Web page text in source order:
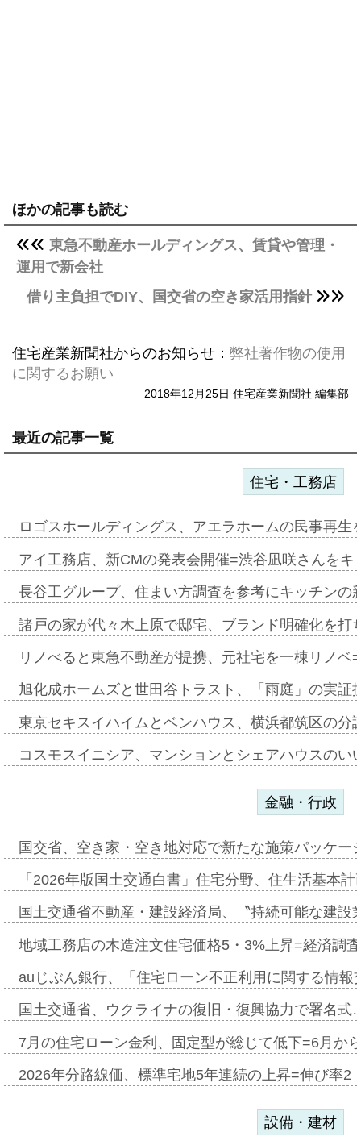
ほかの記事も読む
東急不動産ホールディングス、賃貸や管理・
運用で新会社
借り主負担でDIY、国交省の空き家活用指針
住宅産業新聞社からのお知らせ： 弊社著作物の使用
に関するお願い
2018年12月25日 住宅産業新聞社 編集部
最近の記事一覧
住宅・工務店
ロゴスホールディングス、アエラホームの民事再
アイ工務店、新CMの発表会開催=渋谷凪咲さんを
長谷工グループ、住まい方調査を参考にキッチン
諸戸の家が代々木上原で邸宅、ブランド明確化を
リノべると東急不動産が提携、元社宅を一棟リノ
旭化成ホームズと世田谷トラスト、「雨庭」の実
東京セキスイハイムとベンハウス、横浜都筑区の
コスモスイニシア、マンションとシェアハウスの
金融・行政
国交省、空き家・空き地対応で新たな施策パッケ
「2026年版国土交通白書」住宅分野、住生活基本
国土交通省不動産・建設経済局、〝持続可能な建
地域工務店の木造注文住宅価格5・3%上昇=経済調
auじぶん銀行、「住宅ローン不正利用に関する情
国土交通省、ウクライナの復旧・復興協力で署名
7月の住宅ローン金利、固定型が総じて低下=6月か
2026年分路線価、標準宅地5年連続の上昇=伸び率
設備・建材